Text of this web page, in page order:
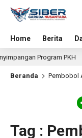
Home Berita
Program PKH
Beranda Pembobol
Tag :